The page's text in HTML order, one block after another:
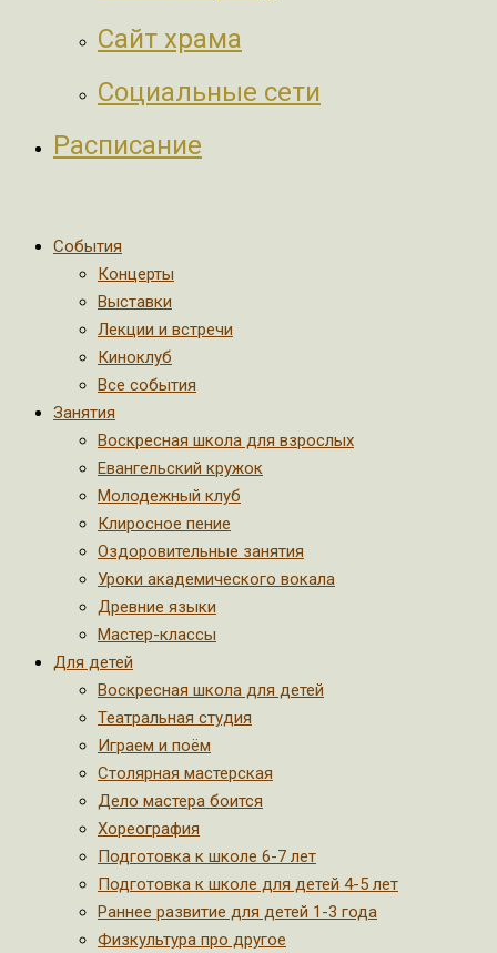
Сайт храма
Социальные сети
Расписание
События
Концерты
Выставки
Лекции и встречи
Киноклуб
Все события
Занятия
Воскресная школа для взрослых
Евангельский кружок
Молодежный клуб
Клиросное пение
Оздоровительные занятия
Уроки академического вокала
Древние языки
Мастер-классы
Для детей
Воскресная школа для детей
Театральная студия
Играем и поём
Столярная мастерская
Дело мастера боится
Хореография
Подготовка к школе 6-7 лет
Подготовка к школе для детей 4-5 лет
Раннее развитие для детей 1-3 года
Физкультура про другое